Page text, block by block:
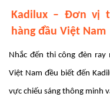
Kadilux – Đơn vị
hàng đầu Việt Nam
Nhắc đến thi công đèn
Việt Nam đều biết đến
vực chiếu sáng thông minh